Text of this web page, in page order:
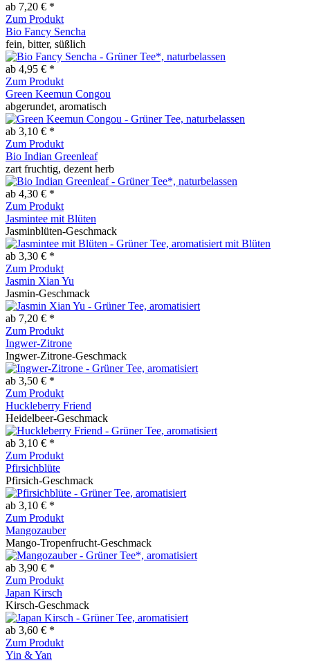
ab 7,20 € *
Zum Produkt
Bio Fancy Sencha
fein, bitter, süßlich
ab 4,95 € *
Zum Produkt
Green Keemun Congou
abgerundet, aromatisch
ab 3,10 € *
Zum Produkt
Bio Indian Greenleaf
zart fruchtig, dezent herb
ab 4,30 € *
Zum Produkt
Jasmintee mit Blüten
Jasminblüten-Geschmack
ab 3,30 € *
Zum Produkt
Jasmin Xian Yu
Jasmin-Geschmack
ab 7,20 € *
Zum Produkt
Ingwer-Zitrone
Ingwer-Zitrone-Geschmack
ab 3,50 € *
Zum Produkt
Huckleberry Friend
Heidelbeer-Geschmack
ab 3,10 € *
Zum Produkt
Pfirsichblüte
Pfirsich-Geschmack
ab 3,10 € *
Zum Produkt
Mangozauber
Mango-Tropenfrucht-Geschmack
ab 3,90 € *
Zum Produkt
Japan Kirsch
Kirsch-Geschmack
ab 3,60 € *
Zum Produkt
Yin & Yan